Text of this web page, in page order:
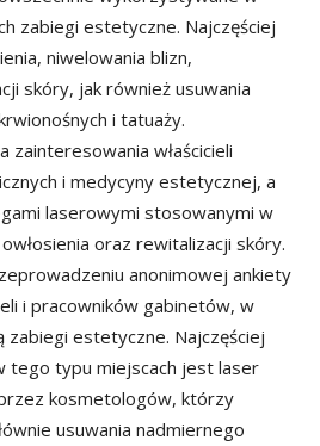
zabiegi estetyczne. Najczęściej
niwelowania blizn,
skóry, jak również usuwania
i tatuaży.
zainteresowania właścicieli
i medycyny estetycznej, a
laserowymi stosowanymi w
oraz rewitalizacji skóry.
anonimowej ankiety
i pracowników gabinetów, w
zabiegi estetyczne. Najczęściej
tego typu miejscach jest laser
kosmetologów, którzy
usuwania nadmiernego